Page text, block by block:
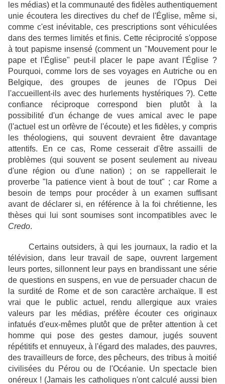
les médias) et la communauté des fidèles authentiquement
unie écoutera les directives du chef de l'Église, même si,
comme c'est inévitable, ces prescriptions sont véhiculées
dans des termes limités et finis. Cette réciprocité s'oppose
à tout papisme insensé (comment un "Mouvement pour le
pape et l'Église" peut-il placer le pape avant l'Église ?
Pourquoi, comme lors de ses voyages en Autriche ou en
Belgique, des groupes de jeunes de l'Opus Dei
l'accueillent-ils avec des hurlements hystériques ?). Cette
confiance réciproque correspond bien plutôt à la
possibilité d'un échange de vues amical avec le pape
(l'actuel est un orfèvre de l'écoute) et les fidèles, y compris
les théologiens, qui souvent devraient être davantage
attentifs. En ce cas, Rome cesserait d'être assailli de
problèmes (qui souvent se posent seulement au niveau
d'une région ou d'une nation) ; on se rappellerait le
proverbe "la patience vient à bout de tout" ; car Rome a
besoin de temps pour procéder à un examen suffisant
avant de déclarer si, en référence à la foi chrétienne, les
thèses qui lui sont soumises sont incompatibles avec le
Credo.
Certains outsiders, à qui les journaux, la radio et la
télévision, dans leur travail de sape, ouvrent largement
leurs portes, sillonnent leur pays en brandissant une série
de questions en suspens, en vue de persuader chacun de
la surdité de Rome et de son caractère archaïque. Il est
vrai que le public actuel, rendu allergique aux vraies
valeurs par les médias, préfère écouter ces originaux
infatués d'eux-mêmes plutôt que de prêter attention à cet
homme qui pose des gestes damour, jugés souvent
répétitifs et ennuyeux, à l'égard des malades, des pauvres,
des travailleurs de force, des pêcheurs, des tribus à moitié
civilisées du Pérou ou de l'Océanie. Un spectacle bien
onéreux ! (Jamais les catholiques n'ont calculé aussi bien